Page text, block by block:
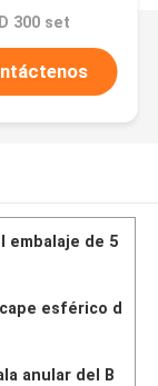
300 set
embalaje de 5
esférico d
anular del B